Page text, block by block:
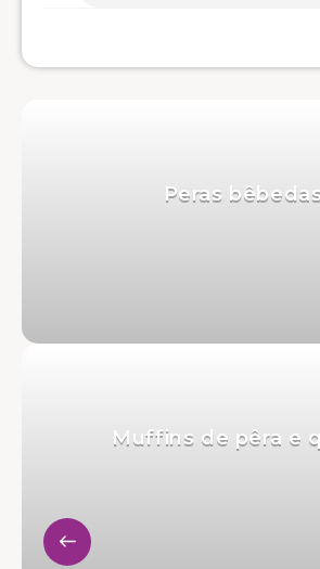
Peras bêbedas
Muffins de pêra e